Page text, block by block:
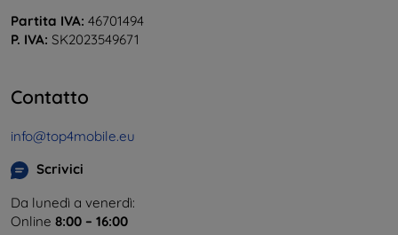
Partita IVA: 46701494
P. IVA: SK2023549671
Contatto
info@top4mobile.eu
Scrivici
Da lunedì a venerdì:
Online 8:00 – 16:00